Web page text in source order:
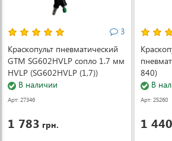
3
Краскопульт пневматический
GTM SG602HVLP сопло 1.7 мм
HVLP (SG602HVLP (1,7))
В наличии
Арт: 27346
1 783 грн.
840)
В
Арт: 25260
1 440